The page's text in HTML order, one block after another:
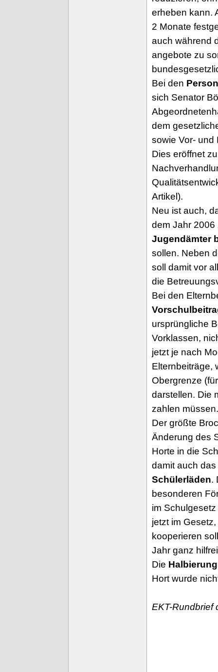
erheben kann.
2 Monate
auch während
angebote zu
Bei den
sich Senator
dem
sowie Vor-
Dies eröffnet
Artikel).
Neu ist auch,
dem Jahr
Jugendämter
sollen. Neben
soll damit vor
die
Bei den
ursprüngliche
Vorklassen,
jetzt je nach
Elternbeiträge,
Obergrenze
darstellen. Die
zahlen müssen.
Der größte
Änderung des
Horte in die
damit auch das
Schülerläden.
besonderen
im
jetzt im
kooperieren
Jahr ganz
Die
Hort wurde
EKT-Rundbrief